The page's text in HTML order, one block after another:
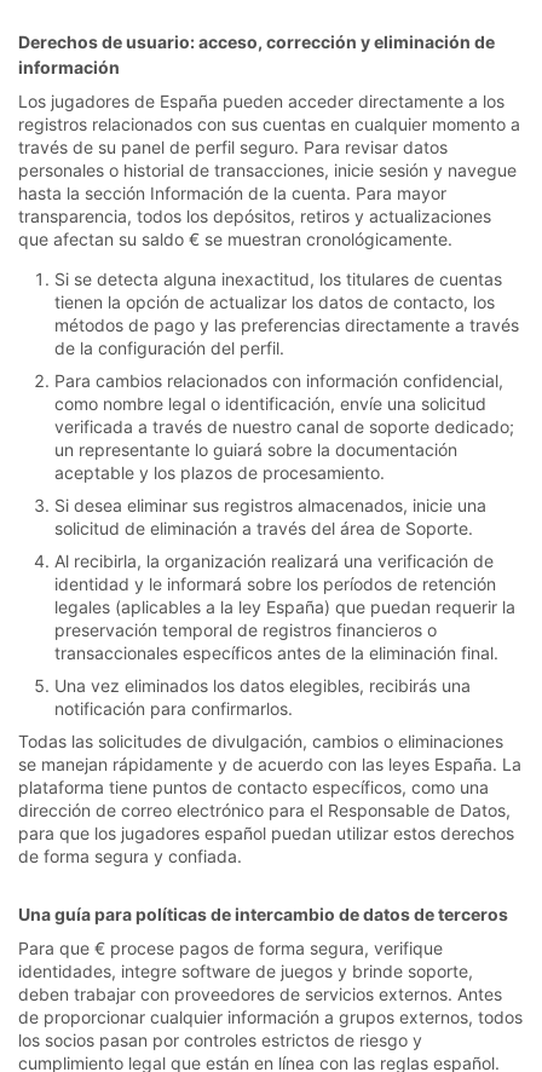
Derechos de usuario: acceso, corrección y eliminación de
información
Los jugadores de España pueden acceder directamente a los
registros relacionados con sus cuentas en cualquier momento a
través de su panel de perfil seguro. Para revisar datos
personales o historial de transacciones, inicie sesión y navegue
hasta la sección Información de la cuenta. Para mayor
transparencia, todos los depósitos, retiros y actualizaciones
que afectan su saldo € se muestran cronológicamente.
Si se detecta alguna inexactitud, los titulares de cuentas
tienen la opción de actualizar los datos de contacto, los
métodos de pago y las preferencias directamente a través
de la configuración del perfil.
Para cambios relacionados con información confidencial,
como nombre legal o identificación, envíe una solicitud
verificada a través de nuestro canal de soporte dedicado;
un representante lo guiará sobre la documentación
aceptable y los plazos de procesamiento.
Si desea eliminar sus registros almacenados, inicie una
solicitud de eliminación a través del área de Soporte.
Al recibirla, la organización realizará una verificación de
identidad y le informará sobre los períodos de retención
legales (aplicables a la ley España) que puedan requerir la
preservación temporal de registros financieros o
transaccionales específicos antes de la eliminación final.
Una vez eliminados los datos elegibles, recibirás una
notificación para confirmarlos.
Todas las solicitudes de divulgación, cambios o eliminaciones
se manejan rápidamente y de acuerdo con las leyes España. La
plataforma tiene puntos de contacto específicos, como una
dirección de correo electrónico para el Responsable de Datos,
para que los jugadores español puedan utilizar estos derechos
de forma segura y confiada.
Una guía para políticas de intercambio de datos de terceros
Para que € procese pagos de forma segura, verifique
identidades, integre software de juegos y brinde soporte,
deben trabajar con proveedores de servicios externos. Antes
de proporcionar cualquier información a grupos externos, todos
los socios pasan por controles estrictos de riesgo y
cumplimiento legal que están en línea con las reglas español.